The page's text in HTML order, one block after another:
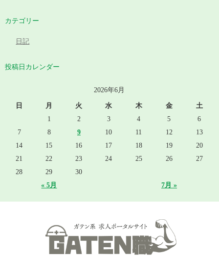
カテゴリー
日記
投稿日カレンダー
2026年6月
日 月 火 水 木 金 土
« 5月 7月 »
1 2 3 4 5
6
7
8 9 10 11 12
13
14
15 16 17 18 19
20
21
22 23 24 25 26
27
28
29 30